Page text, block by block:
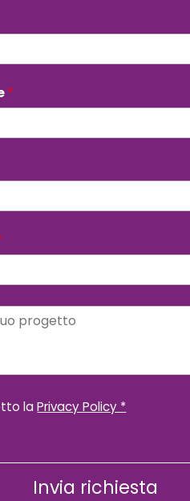
*
laPrivacy Policy *
Invia richiesta